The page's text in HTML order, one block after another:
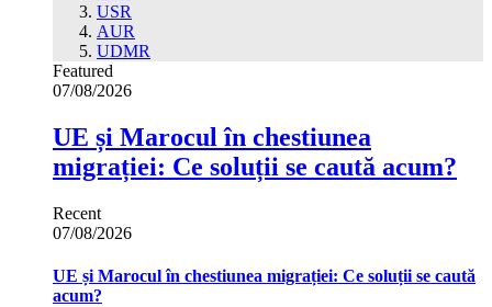
USR
AUR
UDMR
Featured
07/08/2026
UE și Marocul în chestiunea
migrației: Ce soluții se caută acum?
Recent
07/08/2026
UE și Marocul în chestiunea migrației: Ce soluții se caută
acum?